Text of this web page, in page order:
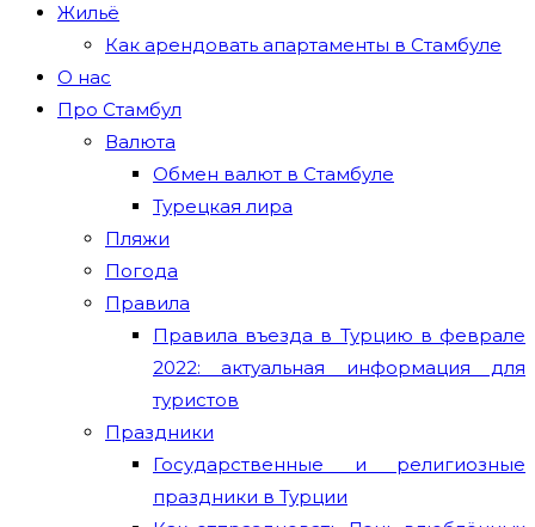
Жильё
Как арендовать апартаменты в Стамбуле
О нас
Про Стамбул
Валюта
Обмен валют в Стамбуле
Турецкая лира
Пляжи
Погода
Правила
Правила въезда в Турцию в феврале
2022: актуальная информация для
туристов
Праздники
Государственные и религиозные
праздники в Турции